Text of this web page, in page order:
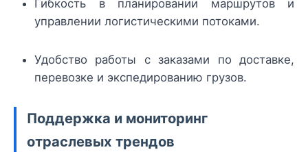
Гибкость в планировании маршрутов и
управлении логистическими потоками.
Удобство работы с заказами по доставке,
перевозке и экспедированию грузов.
Поддержка и мониторинг
отраслевых трендов